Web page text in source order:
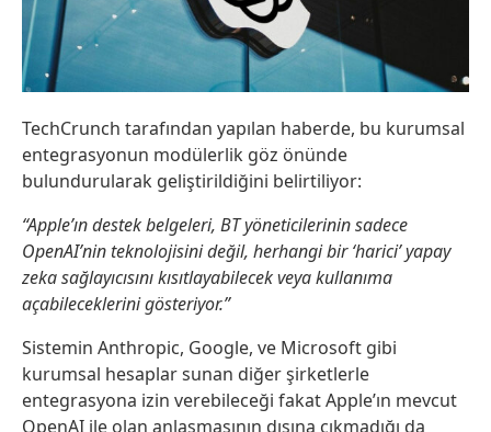
TechCrunch tarafından yapılan haberde, bu kurumsal
entegrasyonun modülerlik göz önünde
bulundurularak geliştirildiğini belirtiliyor:
“Apple’ın destek belgeleri, BT yöneticilerinin sadece
OpenAI’nin teknolojisini değil, herhangi bir ‘harici’ yapay
zeka sağlayıcısını kısıtlayabilecek veya kullanıma
açabileceklerini gösteriyor.”
Sistemin Anthropic, Google, ve Microsoft gibi
kurumsal hesaplar sunan diğer şirketlerle
entegrasyona izin verebileceği fakat Apple’ın mevcut
OpenAI ile olan anlaşmasının dışına çıkmadığı da